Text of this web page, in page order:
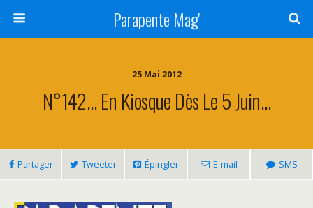
Parapente Mag'
25 Mai 2012
N°142… En Kiosque Dès Le 5 Juin…
Partager Tweeter Épingler E-mail SMS